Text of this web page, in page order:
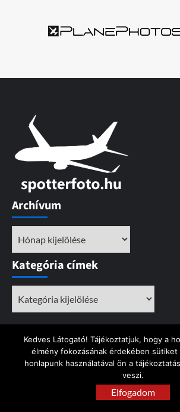
Archívum
Kategória címek
Kezdőlap Pályairány LHBP
Kedves Látogató! Tájékoztatjuk, hogy a
élmény fokozásának érdekében sütiket
honlapunk használatával ön a
veszi.
Elfogadom